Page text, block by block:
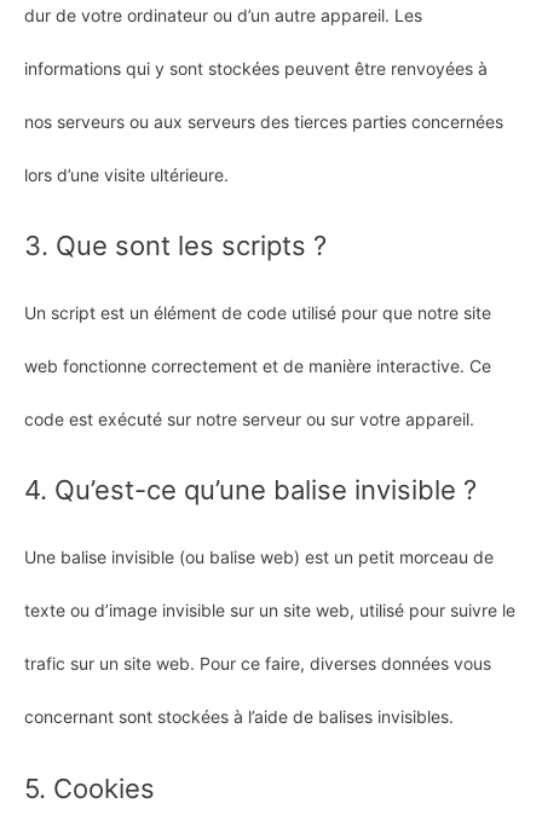
dur de votre ordinateur ou d’un autre appareil. Les
informations qui y sont stockées peuvent être renvoyées à
nos serveurs ou aux serveurs des tierces parties concernées
lors d’une visite ultérieure.
3. Que sont les scripts ?
Un script est un élément de code utilisé pour que notre site
web fonctionne correctement et de manière interactive. Ce
code est exécuté sur notre serveur ou sur votre appareil.
4. Qu’est-ce qu’une balise invisible ?
Une balise invisible (ou balise web) est un petit morceau de
texte ou d’image invisible sur un site web, utilisé pour suivre le
trafic sur un site web. Pour ce faire, diverses données vous
concernant sont stockées à l’aide de balises invisibles.
5. Cookies